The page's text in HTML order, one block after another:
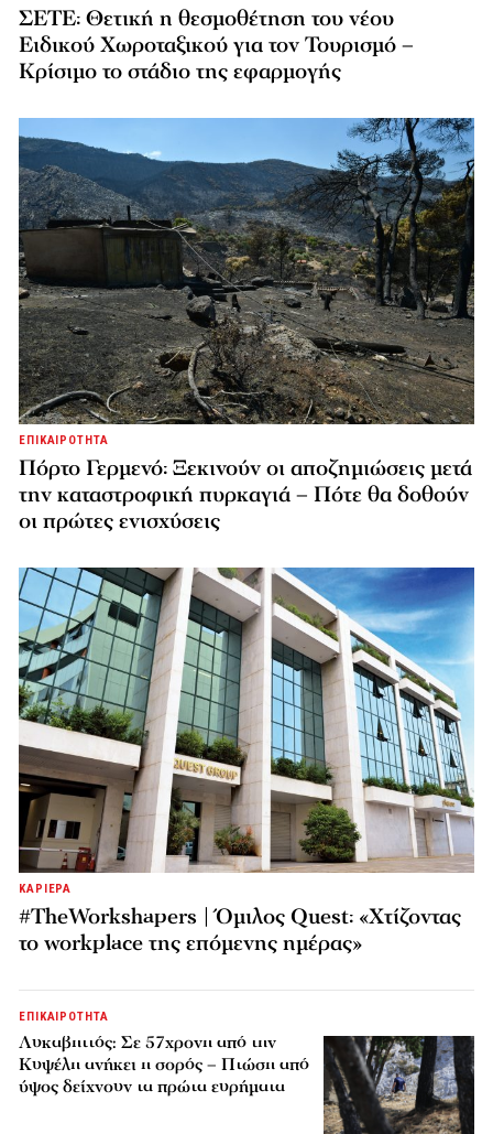
ΣΕΤΕ: Θετική η θεσμοθέτηση του νέου
Ειδικού Χωροταξικού για τον Τουρισμό –
Κρίσιμο το στάδιο της εφαρμογής
ΕΠΙΚΑΙΡΟΤΗΤΑ
Πόρτο Γερμενό: Ξεκινούν οι αποζημιώσεις μετά
την καταστροφική πυρκαγιά – Πότε θα δοθούν
οι πρώτες ενισχύσεις
ΚΑΡΙΕΡΑ
#TheWorkshapers | Όμιλος Quest: «Χτίζοντας
το workplace της επόμενης ημέρας»
ΕΠΙΚΑΙΡΟΤΗΤΑ
Λυκαβηττός: Σε 57χρονη από την
Κυψέλη ανήκει η σορός – Πτώση από
ύψος δείχνουν τα πρώτα ευρήματα